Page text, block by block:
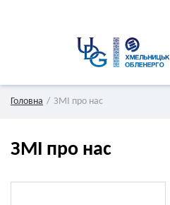
Головна ЗМІ про нас
ЗМІ про нас